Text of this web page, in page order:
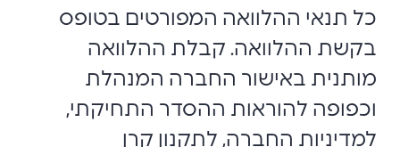
כל תנאי ההלוואה המפורטים בטופס
בקשת ההלוואה. קבלת ההלוואה
מותנית באישור החברה המנהלת
וכפופה להוראות ההסדר התחיקתי,
למדיניות החברה, לתקנון קרן